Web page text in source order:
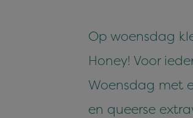
Op woensdag
Honey! Voor
Woensdag met
en queerse